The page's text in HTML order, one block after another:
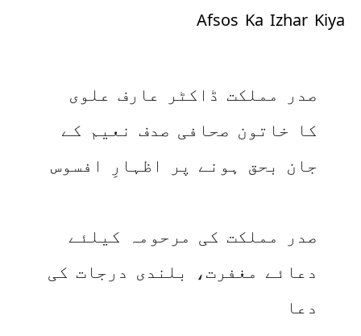
Afsos Ka Izhar Kiya
صدر مملکت ڈاکٹر عارف علوی
کا خاتون صحافی صدف نعیم کے
جان بحق ہونے پر اظہارِ افسوس
صدر مملکت کی مرحومہ کیلئے
دعائے مغفرت، بلندی درجات کی
دعا